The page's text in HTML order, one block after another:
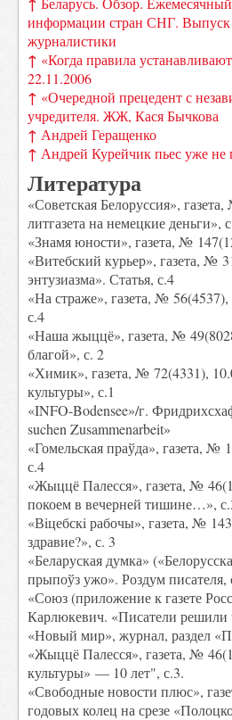
информации стран СНГ. Выпуск
журналистики
↑ «Когда правила
22.11.2006
↑ «Очередной прецедент с
учредителя. ЖЖ, Кася Бычкова
↑ Андрей Геращенко
↑ Андрей Курейчик пьес
Литература
«Советская Белоруссия»,
литгазета на немецкие деньги»,
«Знамя юности», газета, №
«Витебский курьер», газета, №
энтузиазма». Статья, с.4
«На страже», газета, №
с.4
«Наша жыццё», газета, №
благой», с. 2
«Химик», газета, № 72(4331),
культуры», с.1
«INFO-Bodensee»/г.
suchen Zusammenarbeit»
«Гомельская праўда», газета,
с.4
«Жыццё Палесся», газета, №
покоем в вечерней тишине…»,
«Вiцебскi рабочы», газета, №
здравие?», с. 3
«Беларуская думка»
прыпоўз ужо». Роздум писателя,
«Союз (приложение к газете
Карлюкевич. «Писатели решили
«Новый мир», журнал, раздел
«Жыццё Палесся», газета, №
культуры» — 10 лет", с.3.
«Свободные новости плюс»,
годовых колец на срезе